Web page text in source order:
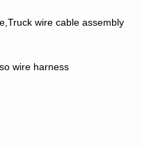
wire cable assembly
wire harness